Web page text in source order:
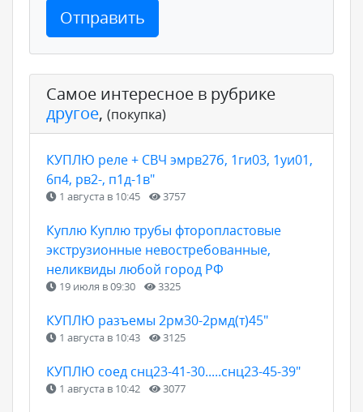
Отправить
Самое интересное в рубрике
другое, (покупка)
КУПЛЮ реле + СВЧ эмрв27б, 1ги03, 1уи01,
6п4, рв2-, п1д-1в"
1 августа в 10:45 3757
Куплю Куплю трубы фторопластовые
экструзионные невостребованные,
неликвиды любой город РФ
19 июля в 09:30 3325
КУПЛЮ разъемы 2рм30-2рмд(т)45"
1 августа в 10:43 3125
КУПЛЮ соед снц23-41-30.....снц23-45-39"
1 августа в 10:42 3077